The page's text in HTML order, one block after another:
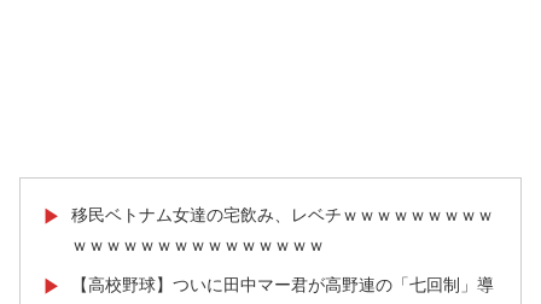
▶
移民ベトナム女達の宅飲み、レベチｗｗｗｗｗｗｗｗｗ
ｗｗｗｗｗｗｗｗｗｗｗｗｗｗｗ
▶
【高校野球】ついに田中マー君が高野連の「七回制」導